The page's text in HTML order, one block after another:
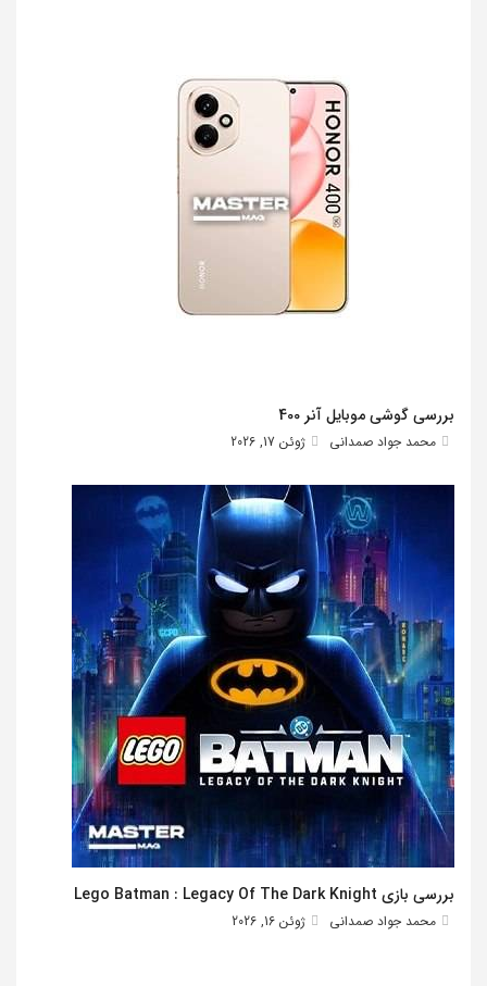
بررسی گوشی موبایل آنر 400
محمد جواد صمدانی ژوئن 17, 2026
بررسی بازی Lego Batman : Legacy Of The Dark Knight
محمد جواد صمدانی ژوئن 16, 2026